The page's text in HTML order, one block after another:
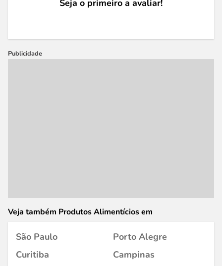
Seja o primeiro a avaliar!
Publicidade
Veja também Produtos Alimentícios em
São Paulo
Porto Alegre
Curitiba
Campinas